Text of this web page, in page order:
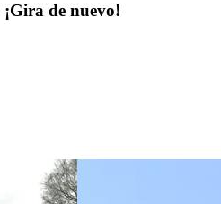
¡Gira de nuevo!